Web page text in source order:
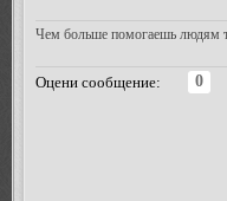
Чем больше помогаешь людям
Оцени сообщение: 0